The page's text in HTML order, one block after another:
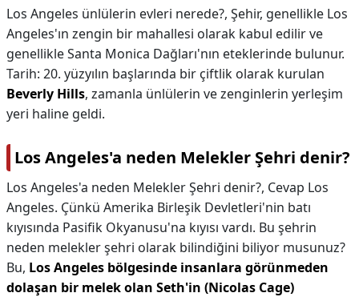
Los Angeles ünlülerin evleri nerede?, Şehir, genellikle Los
Angeles'ın zengin bir mahallesi olarak kabul edilir ve
genellikle Santa Monica Dağları'nın eteklerinde bulunur.
Tarih: 20. yüzyılın başlarında bir çiftlik olarak kurulan
Beverly Hills, zamanla ünlülerin ve zenginlerin yerleşim
yeri haline geldi.
Los Angeles'a neden Melekler Şehri denir?
Los Angeles'a neden Melekler Şehri denir?, Cevap Los
Angeles. Çünkü Amerika Birleşik Devletleri'nin batı
kıyısında Pasifik Okyanusu'na kıyısı vardı. Bu şehrin
neden melekler şehri olarak bilindiğini biliyor musunuz?
Bu, Los Angeles bölgesinde insanlara görünmeden
dolaşan bir melek olan Seth'in (Nicolas Cage)